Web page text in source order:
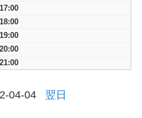
17:00
18:00
19:00
20:00
21:00
04-04 翌日